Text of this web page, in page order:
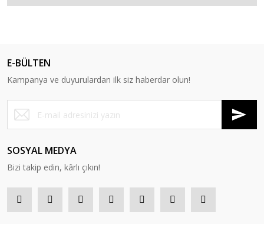
E-BÜLTEN
Kampanya ve duyurulardan ilk siz haberdar olun!
SOSYAL MEDYA
Bizi takip edin, kârlı çıkın!